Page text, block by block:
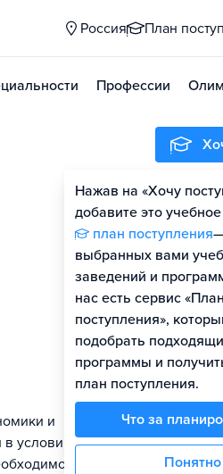
Россия План
Профессии
и
в условиях
Нажав на «Хочу
добавите это
план поступления
выбранных вами
заведений и
нас есть сервис
поступления»,
подобрать
программы и
план поступления.
Что за
Понятно